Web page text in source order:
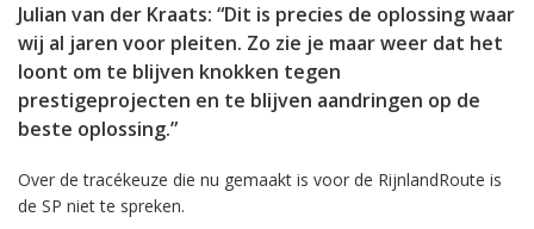
Julian van der Kraats: “Dit is precies de oplossing waar
wij al jaren voor pleiten. Zo zie je maar weer dat het
loont om te blijven knokken tegen
prestigeprojecten en te blijven aandringen op de
beste oplossing.”
Over de tracékeuze die nu gemaakt is voor de RijnlandRoute is
de SP niet te spreken.